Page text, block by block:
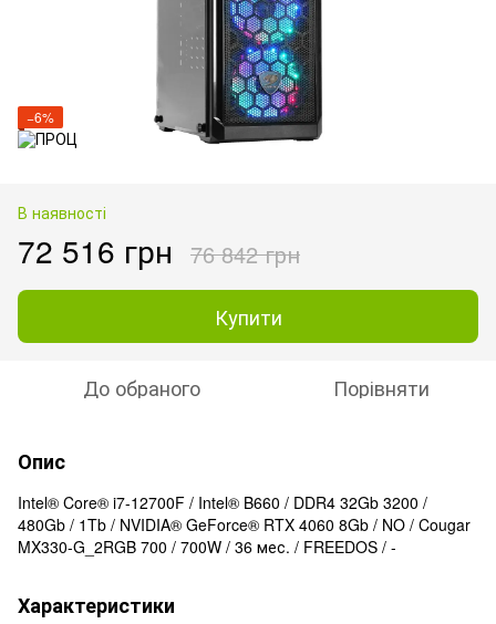
−6%
В наявності
72 516 грн 76 842 грн
Купити
До обраного Порівняти
Опис
Intel® Core® i7-12700F / Intel® B660 / DDR4 32Gb 3200 /
480Gb / 1Tb / NVIDIA® GeForce® RTX 4060 8Gb / NO / Cougar
MX330-G_2RGB 700 / 700W / 36 мес. / FREEDOS / -
Характеристики